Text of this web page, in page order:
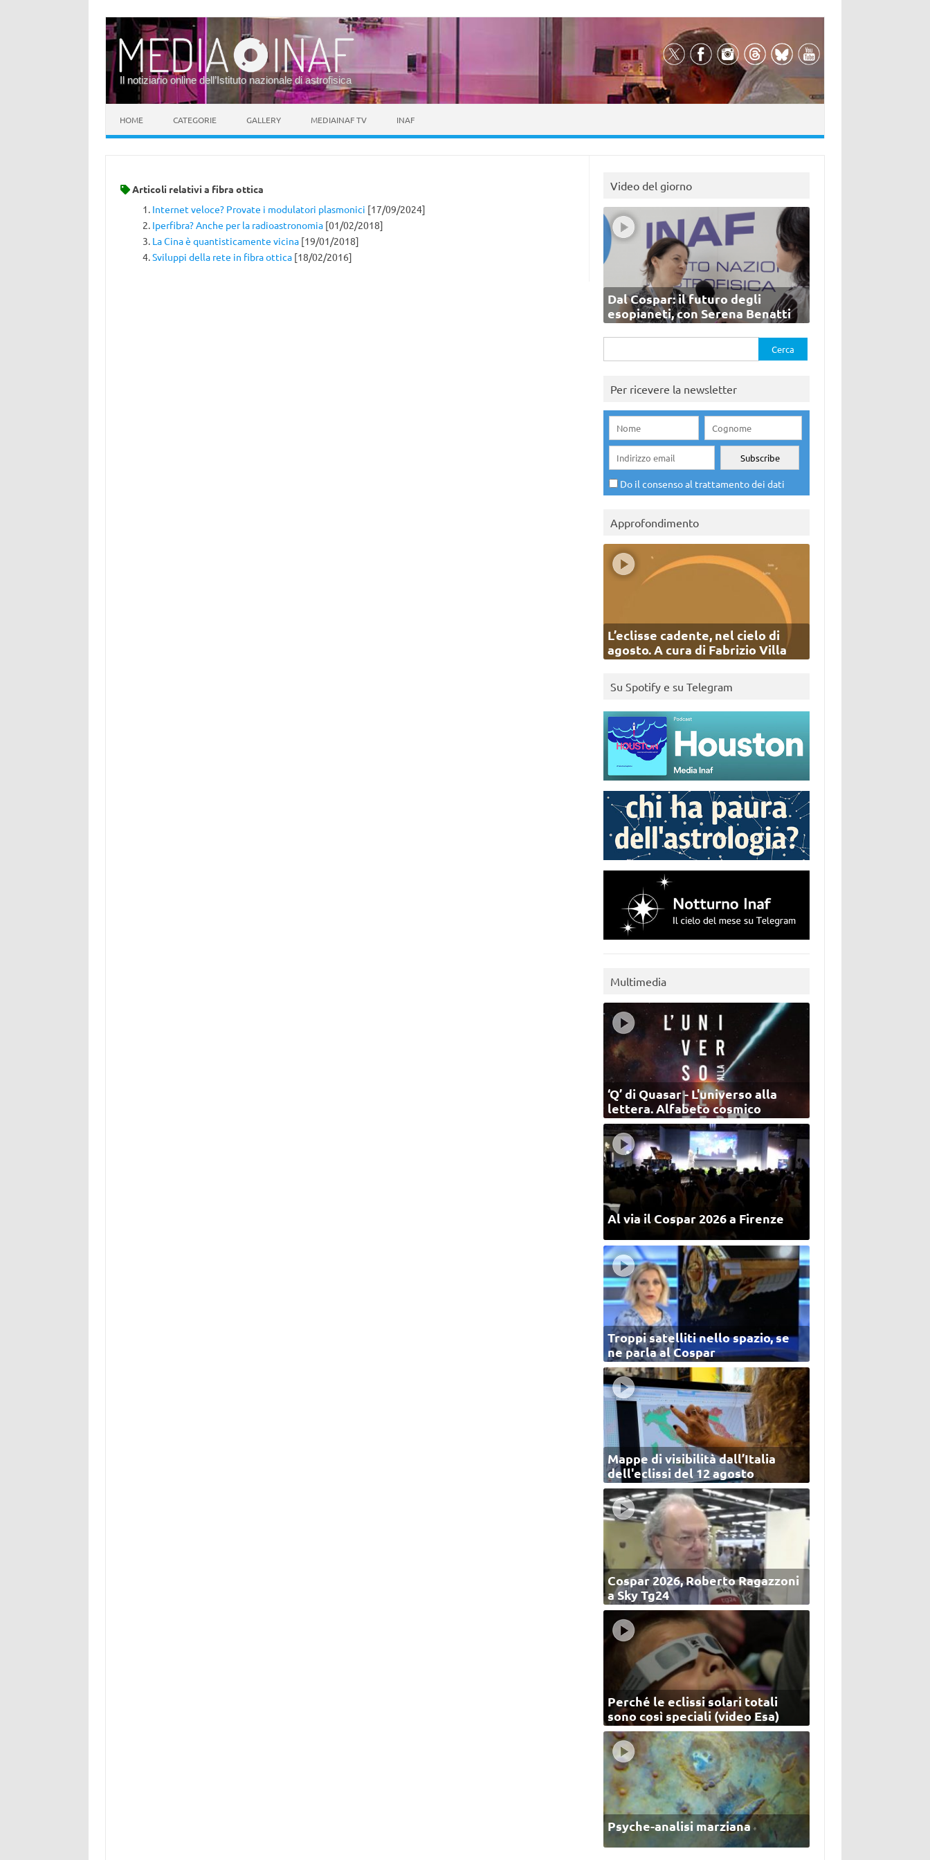
Il notiziario online dell’Istituto nazionale di astrofisica
HOME CATEGORIE GALLERY MEDIAINAF TV INAF
Articoli relativi a fibra ottica
Internet veloce? Provate i modulatori plasmonici [17/09/2024]
Iperfibra? Anche per la radioastronomia[01/02/2018]
La Cina è quantisticamente vicina[19/01/2018]
Sviluppi della rete in fibra ottica[18/02/2016]
Video del giorno
Dal Cospar: il futuro degli
esopianeti, con Serena Benatti
per:
Per ricevere la newsletter
Do il consenso al trattamento dei dati
Approfondimento
L’eclisse cadente, nel cielo di
agosto. A cura di Fabrizio Villa
Su Spotify e su Telegram
Multimedia
‘Q’ di Quasar - L'universo alla
lettera. Alfabeto cosmico
Al via il Cospar 2026 a Firenze
Troppi satelliti nello spazio, se
ne parla al Cospar
Mappe di visibilità dall’Italia
dell'eclissi del 12 agosto
Cospar 2026, Roberto Ragazzoni
a Sky Tg24
Perché le eclissi solari totali
sono così speciali (video Esa)
Psyche-analisi marziana